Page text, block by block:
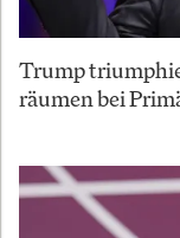
Trump
räumen bei